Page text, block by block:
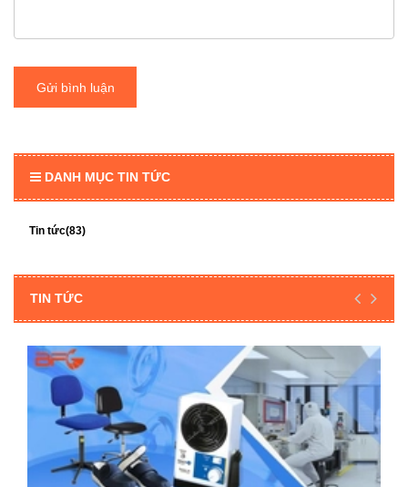
DANH MỤC TIN TỨC
Tin tức(83)
TIN TỨC
Gửi bình luận